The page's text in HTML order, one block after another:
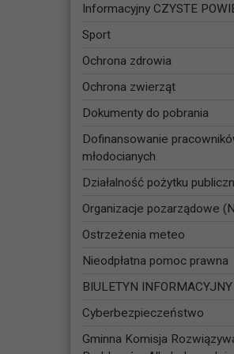
Informacyjny CZYSTE
Sport
Ochrona zdrowia
Ochrona zwierząt
Dokumenty do pobrania
Dofinansowanie
młodocianych
Działalność pożytku
Organizacje pozarządowe
Ostrzeżenia meteo
Nieodpłatna pomoc prawna
BIULETYN INFORMACYJNY
Cyberbezpieczeństwo
Gminna Komisja